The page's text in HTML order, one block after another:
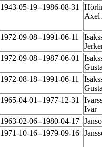
1943-05-19--1986-08-31
Axel
1972-09-08--1991-06-11
1972-09-08--1987-06-01
1972-08-18--1991-06-11
1965-04-01--1977-12-31
Ivar
1963-02-06--1980-04-17
1971-10-16--1979-09-16